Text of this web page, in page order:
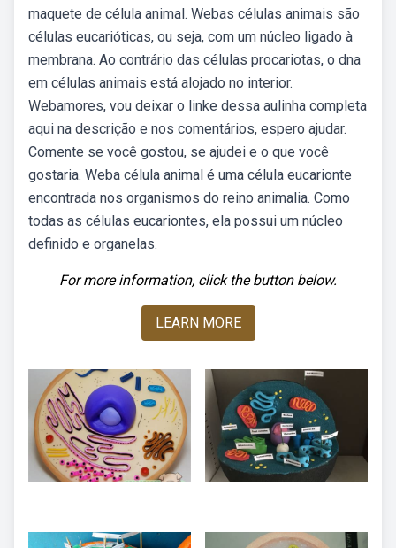
maquete de célula animal. Webas células animais são
células eucarióticas, ou seja, com um núcleo ligado à
membrana. Ao contrário das células procariotas, o dna
em células animais está alojado no interior.
Webamores, vou deixar o linke dessa aulinha completa
aqui na descrição e nos comentários, espero ajudar.
Comente se você gostou, se ajudei e o que você
gostaria. Weba célula animal é uma célula eucarionte
encontrada nos organismos do reino animalia. Como
todas as células eucariontes, ela possui um núcleo
definido e organelas.
For more information, click the button below.
LEARN MORE